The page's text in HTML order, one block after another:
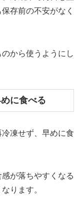
存前の不安がなく
から使うようにし
に食べる
凍せず、早めに食
が落ちやすくなる
ります。